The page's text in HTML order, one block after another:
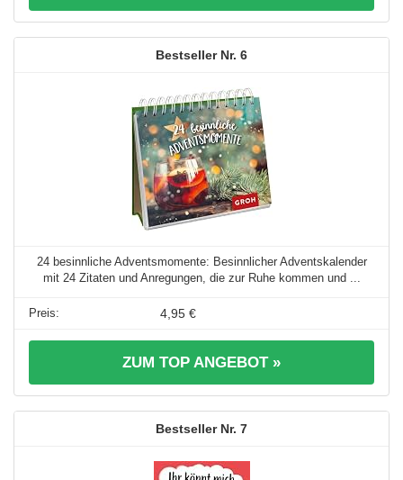
6
24 besinnliche Adventsmomente: Besinnlicher Adventskalender
mit 24 Zitaten und Anregungen, die zur Ruhe kommen und ...
4,95 €
ZUM TOP ANGEBOT »
7